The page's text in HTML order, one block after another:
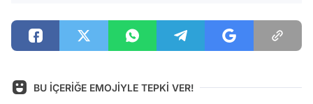
BU İÇERİĞE EMOJİYLE TEPKİ VER!